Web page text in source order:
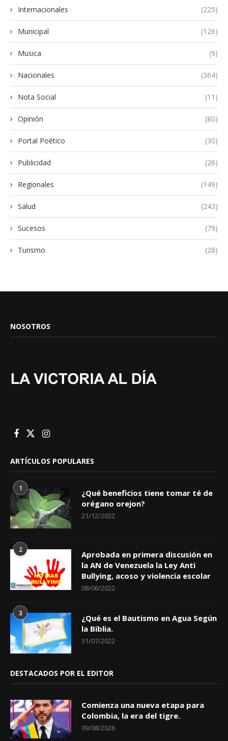
Internacionales (225)
Municipal (126)
Musica (9)
Nacionales (364)
Nota Social (11)
Opinión (80)
Portal Poético (30)
Publicidad (26)
Regionales (149)
Salud (243)
Sucesos (79)
Turismo (28)
NOSOTROS
ARTÍCULOS POPULARES
1
¿Qué beneficios tiene tomar té de
orégano orejon?
21/12/2022
2
Aprobada en primera discusión en
la AN de Venezuela la Ley Anti
Bullying, acoso y violencia escolar
08/06/2022
3
¿Qué es el Bautismo en Agua Según
la Biblia.
31/07/2022
DESTACADOS POR EL EDITOR
Comienza una nueva etapa para
Colombia, la era del tigre.
09/08/2026